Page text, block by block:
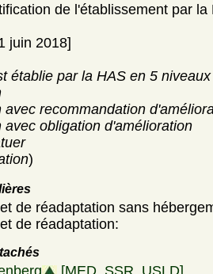
de l'établissement par la
juin 2018]
établie par la HAS en 5
avec recommandation
avec obligation d'amélioration
)
de réadaptation sans
de réadaptation:
[MED, SSR, USLD]